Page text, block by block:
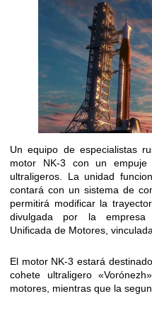
Un equipo de especialistas
motor NK-3 con un
ultraligeros. La unidad
contará con un sistema de
permitirá modificar la
divulgada por la empresa
Unificada de Motores,
El motor NK-3 estará
cohete ultraligero
motores, mientras que la